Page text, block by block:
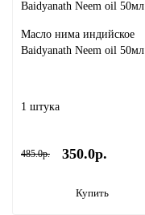
Масло нима индийское
Baidyanath Neem oil 50мл
1 штука
485.0р. 350.0р.
Купить